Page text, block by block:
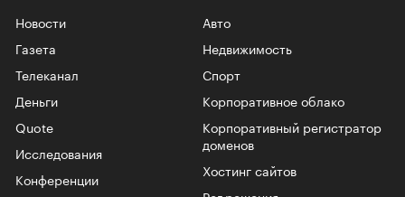
Новости
Газета
Телеканал
Авто
Недвижимость
Спорт
Корпоративное облако
Корпоративный регистратор
доменов
Хостинг сайтов
Деньги
Quote
Исследования
Конференции